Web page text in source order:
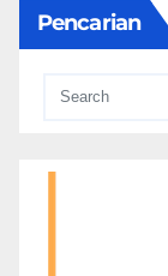
Pencarian